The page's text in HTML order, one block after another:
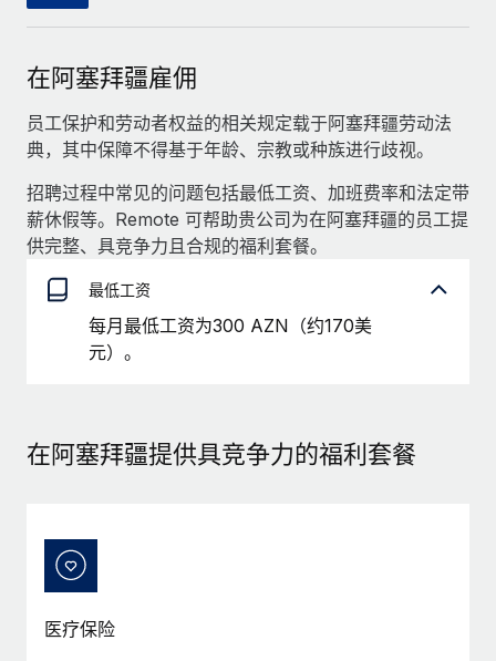
使用我们的 MCP 将任何人工智能工具与 Remote 平台相连
借助核心业务工具简化流程
服务
咨询专家
获得全球人力资源与合规方面的专家帮助
背景调查
简化候选人筛选流程
合规守望台
在全球范围内配置和跟踪 IT 设备
人员调配与搬迁
轻松搬迁员工
战略技术合作伙伴
与我们共探合作机遇
集成与人工智能自动化咨询
网络研讨会
活动
新闻室
薪金与人才洞察
洞察中心
获得支持
查看全部资源
EOR compliance
了解更多
What a Workday global payroll implementation
日本語
한국어
中文（简体）
在阿塞拜疆雇佣
员工保护和劳动者权益的相关规定载于阿塞拜疆劳动法
典，其中保障不得基于年龄、宗教或种族进行歧视。
招聘过程中常见的问题包括最低工资、加班费率和法定带
薪休假等。Remote 可帮助贵公司为在阿塞拜疆的员工提
供完整、具竞争力且合规的福利套餐。
最低工资
每月最低工资为300 AZN（约170美
元）。
在阿塞拜疆提供具竞争力的福利套餐
医疗保险